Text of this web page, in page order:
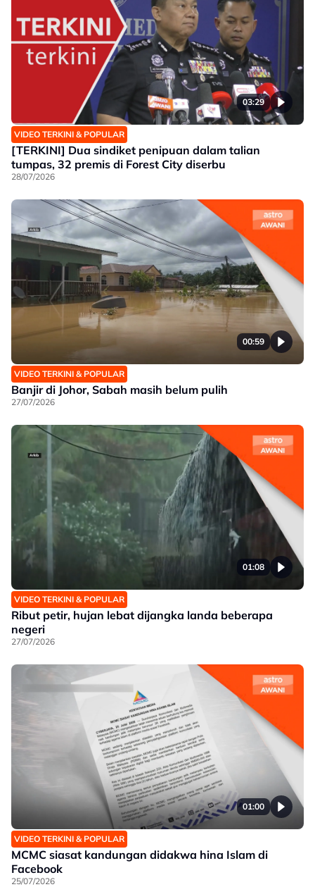
03:29
VIDEO TERKINI & POPULAR
[TERKINI] Dua sindiket penipuan dalam talian
tumpas, 32 premis di Forest City diserbu
28/07/2026
00:59
VIDEO TERKINI & POPULAR
Banjir di Johor, Sabah masih belum pulih
27/07/2026
01:08
VIDEO TERKINI & POPULAR
Ribut petir, hujan lebat dijangka landa beberapa
negeri
27/07/2026
01:00
VIDEO TERKINI & POPULAR
MCMC siasat kandungan didakwa hina Islam di
Facebook
25/07/2026